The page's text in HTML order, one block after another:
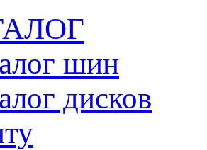
шин
дисков